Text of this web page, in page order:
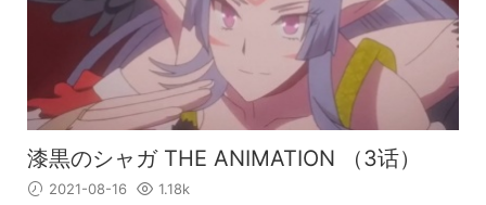
漆黒のシャガ THE ANIMATION （3话）
2021-08-16 1.18k